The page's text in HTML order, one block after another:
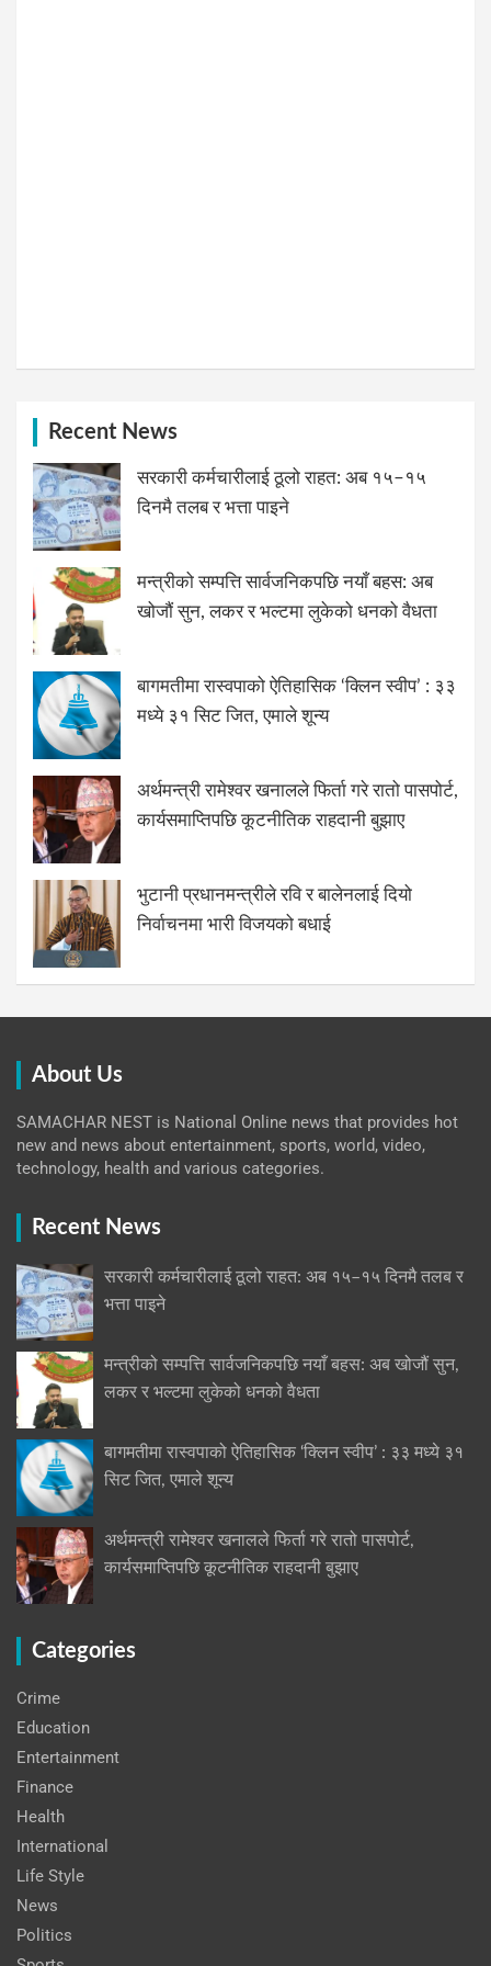
Recent News
सरकारी कर्मचारीलाई ठूलो राहत: अब १५–१५
दिनमै तलब र भत्ता पाइने
मन्त्रीको सम्पत्ति सार्वजनिकपछि नयाँ बहस: अब
खोजौं सुन, लकर र भल्टमा लुकेको धनको वैधता
बागमतीमा रास्वपाको ऐतिहासिक ‘क्लिन स्वीप’ : ३३
मध्ये ३१ सिट जित, एमाले शून्य
अर्थमन्त्री रामेश्वर खनालले फिर्ता गरे रातो पासपोर्ट,
कार्यसमाप्तिपछि कूटनीतिक राहदानी बुझाए
भुटानी प्रधानमन्त्रीले रवि र बालेनलाई दियो
निर्वाचनमा भारी विजयको बधाई
About Us
SAMACHAR NEST is National Online news that provides hot
new and news about entertainment, sports, world, video,
technology, health and various categories.
Recent News
सरकारी कर्मचारीलाई ठूलो राहत: अब १५–१५ दिनमै तलब र
भत्ता पाइने
मन्त्रीको सम्पत्ति सार्वजनिकपछि नयाँ बहस: अब खोजौं सुन,
लकर र भल्टमा लुकेको धनको वैधता
बागमतीमा रास्वपाको ऐतिहासिक ‘क्लिन स्वीप’ : ३३ मध्ये ३१
सिट जित, एमाले शून्य
अर्थमन्त्री रामेश्वर खनालले फिर्ता गरे रातो पासपोर्ट,
कार्यसमाप्तिपछि कूटनीतिक राहदानी बुझाए
Categories
Crime
Education
Entertainment
Finance
Health
International
Life Style
News
Politics